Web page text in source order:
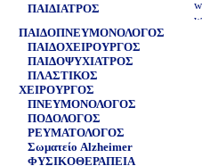
ΠΑΙΔΙΑΤΡΟΣ
ΠΑΙΔΟΠΝΕΥΜΟΝΟΛΟΓΟΣ
ΠΑΙΔΟΧΕΙΡΟΥΡΓΟΣ
ΠΑΙΔΟΨΥΧΙΑΤΡΟΣ
ΠΛΑΣΤΙΚΟΣ
ΧΕΙΡΟΥΡΓΟΣ
ΠΝΕΥΜΟΝΟΛΟΓΟΣ
ΠΟΔΟΛΟΓΟΣ
ΡΕΥΜΑΤΟΛΟΓΟΣ
Σωματείο Alzheimer
ΦΥΣΙKΟΘΕΡΑΠΕΙΑ